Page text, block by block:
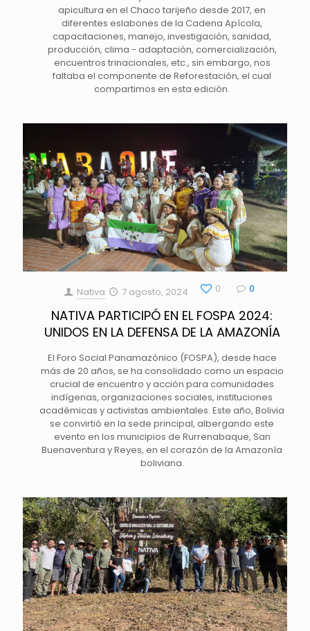
apicultura en el Chaco tarijeño desde 2017, en
diferentes eslabones de la Cadena Apícola,
capacitaciones, manejo, investigación, sanidad,
producción, clima - adaptación, comercialización,
encuentros trinacionales, etc., sin embargo, nos
faltaba el componente de Reforestación, el cual
compartimos en esta edición.
Nativa 7 agosto, 2024 0 0
NATIVA PARTICIPÓ EN EL FOSPA 2024:
UNIDOS EN LA DEFENSA DE LA AMAZONÍA
El Foro Social Panamazónico (FOSPA), desde hace
más de 20 años, se ha consolidado como un espacio
crucial de encuentro y acción para comunidades
indígenas, organizaciones sociales, instituciones
académicas y activistas ambientales. Este año, Bolivia
se convirtió en la sede principal, albergando este
evento en los municipios de Rurrenabaque, San
Buenaventura y Reyes, en el corazón de la Amazonía
boliviana.